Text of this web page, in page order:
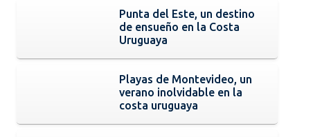
Punta del Este, un destino
de ensueño en la Costa
Uruguaya
Playas de Montevideo, un
verano inolvidable en la
costa uruguaya